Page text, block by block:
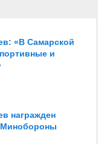
«В Самарской
и
награжден
Минобороны